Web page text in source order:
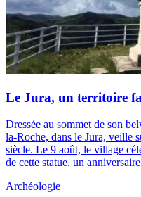
Le Jura, un territoire
Dressée au sommet de son
la-Roche, dans le Jura, veille
siècle. Le 9 août, le village
de cette statue, un
Archéologie